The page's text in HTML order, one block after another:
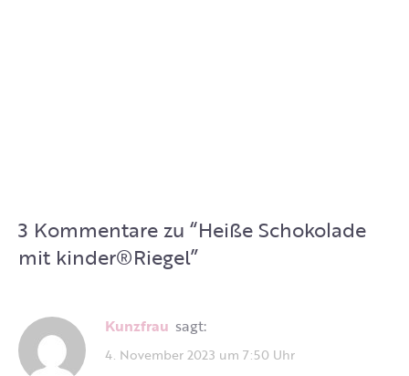
3 Kommentare zu “Heiße Schokolade
mit kinder®Riegel”
Kunzfrau sagt:
4. November 2023 um 7:50 Uhr